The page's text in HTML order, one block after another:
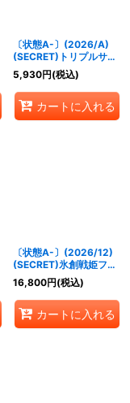
〔状態A-〕(2026/A)
(SECRET)トリプルサン
ダー(トリックスターイ
ラスト/BS75収録)【C-
SEC】{26RSD05-014}
《黄》
5,930円(税込)
カートに入れる
〔状態A-〕(2026/12)
(SECRET)氷創戦姫フレ
ミア【CP-SEC】
{BS75-CP04}《白》
16,800円(税込)
カートに入れる